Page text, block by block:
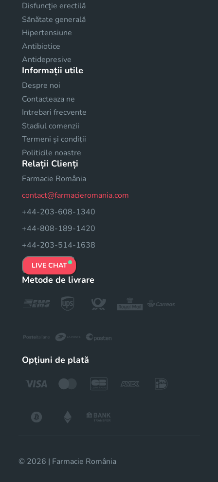
Disfuncţie erectilă
Sănătate generală
Hipertensiune
Antibiotice
Antidepresive
Informații utile
Despre noi
Contacteaza ne
Intrebari frecvente
Stadiul comenzii
Termeni și condiții
Politicile noastre
Relații Clienți
Farmacie România
contact@farmacieromania.com
+44-203-608-1340
+44-808-189-1420
+44-203-514-1638
LIVE CHAT
Metode de livrare
Opțiuni de plată
© 2026 | Farmacie România